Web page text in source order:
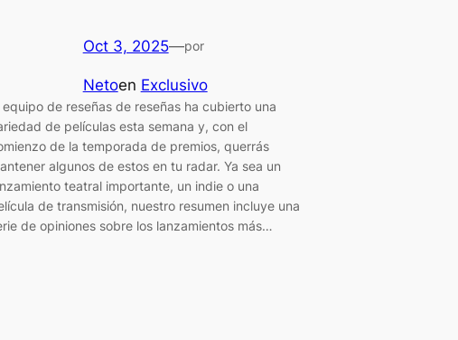
Oct 3, 2025—por
Netoen Exclusivo
equipo de reseñas de reseñas ha cubierto una
de películas esta semana y, con el
de la temporada de premios, querrás
algunos de estos en tu radar. Ya sea un
teatral importante, un indie o una
de transmisión, nuestro resumen incluye una
de opiniones sobre los lanzamientos más…